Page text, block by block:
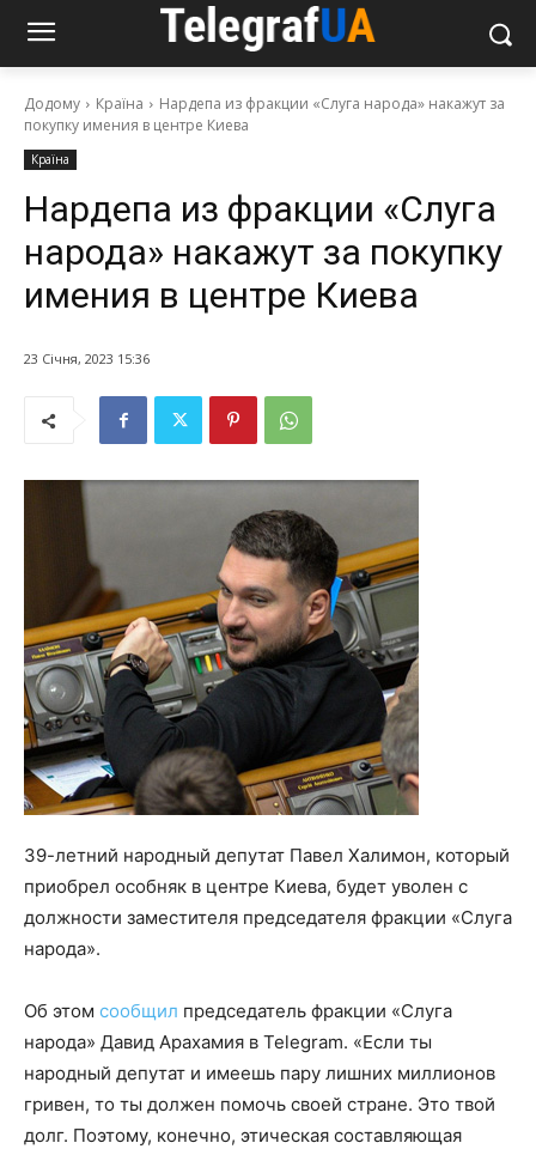
Додому Країна
Нардепа из фракции «Слуга народа» накажут за
покупку имения в центре Киева
Країна
Нардепа из фракции «Слуга
народа» накажут за покупку
имения в центре Киева
23 Січня, 2023 15:36
39-летний народный депутат Павел Халимон, который
приобрел особняк в центре Киева, будет уволен с
должности заместителя председателя фракции «Слуга
народа».
Об этом сообщил председатель фракции «Слуга
народа» Давид Арахамия в Telegram. «Если ты
народный депутат и имеешь пару лишних миллионов
гривен, то ты должен помочь своей стране. Это твой
долг. Поэтому, конечно, этическая составляющая